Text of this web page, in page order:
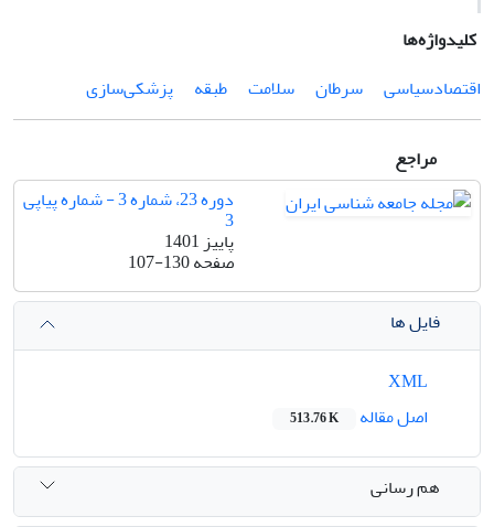
کلیدواژه‌ها
اقتصادسیاسی
سرطان سلامت طبقه پزشکی‌سازی
مراجع
دوره 23، شماره 3 - شماره پیاپی
3
پاییز 1401
صفحه107-130
فایل ها
اصل مقاله
513.76 K
هم رسانی